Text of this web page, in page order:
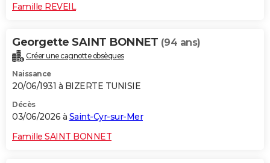
Famille REVEIL
Georgette SAINT BONNET (94 ans)
Créer une cagnotte obsèques
Naissance
20/06/1931 à BIZERTE TUNISIE
Décès
03/06/2026 à Saint-Cyr-sur-Mer
Famille SAINT BONNET